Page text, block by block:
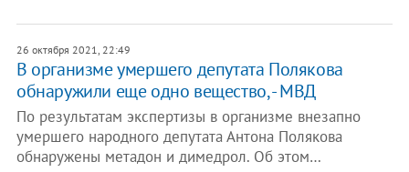
26 октября 2021, 22:49
В организме умершего депутата Полякова
обнаружили еще одно вещество, - МВД
По результатам экспертизы в организме внезапно
умершего народного депутата Антона Полякова
обнаружены метадон и димедрол. Об этом…